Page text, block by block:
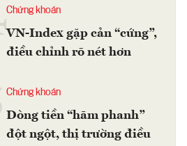
4Chứng khoán
VN-Index gặp cản “cứng”,
điều chỉnh rõ nét hơn
Chứng khoán
Dòng tiền “hãm phanh”
đột ngột, thị trường điều